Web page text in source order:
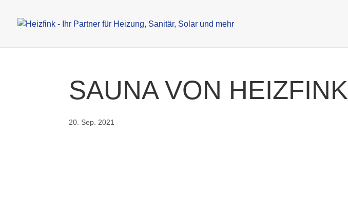
SAUNA VON HEIZFINK
20. Sep. 2021